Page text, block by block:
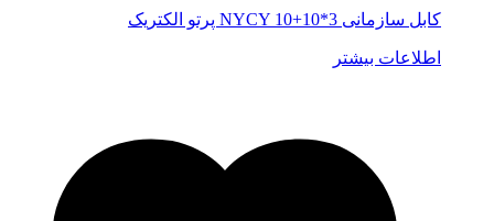
کابل سازمانی NYCY 10+10*3 پرتو الکتریک
اطلاعات بیشتر